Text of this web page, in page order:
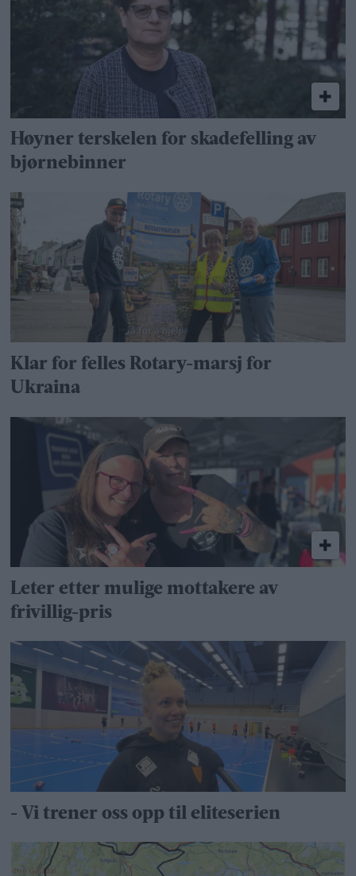
Høyner terskelen for skadefelling av
bjørnebinner
Klar for felles Rotary-marsj for
Ukraina
Leter etter mulige mottakere av
frivillig-pris
- Vi trener oss opp til eliteserien